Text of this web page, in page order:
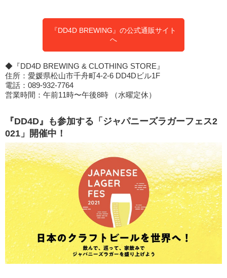
『DD4D BREWING』の公式通販サイト
へ
◆『DD4D BREWING & CLOTHING STORE』
住所：愛媛県松山市千舟町4-2-6 DD4Dビル1F
電話：089-932-7764
営業時間：午前11時〜午後8時 （水曜定休）
『DD4D』も参加する「ジャパニーズラガーフェス2
021」開催中！